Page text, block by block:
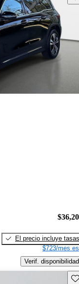
El precio incluye tasas
$723/mes
Verif. disponibilidad